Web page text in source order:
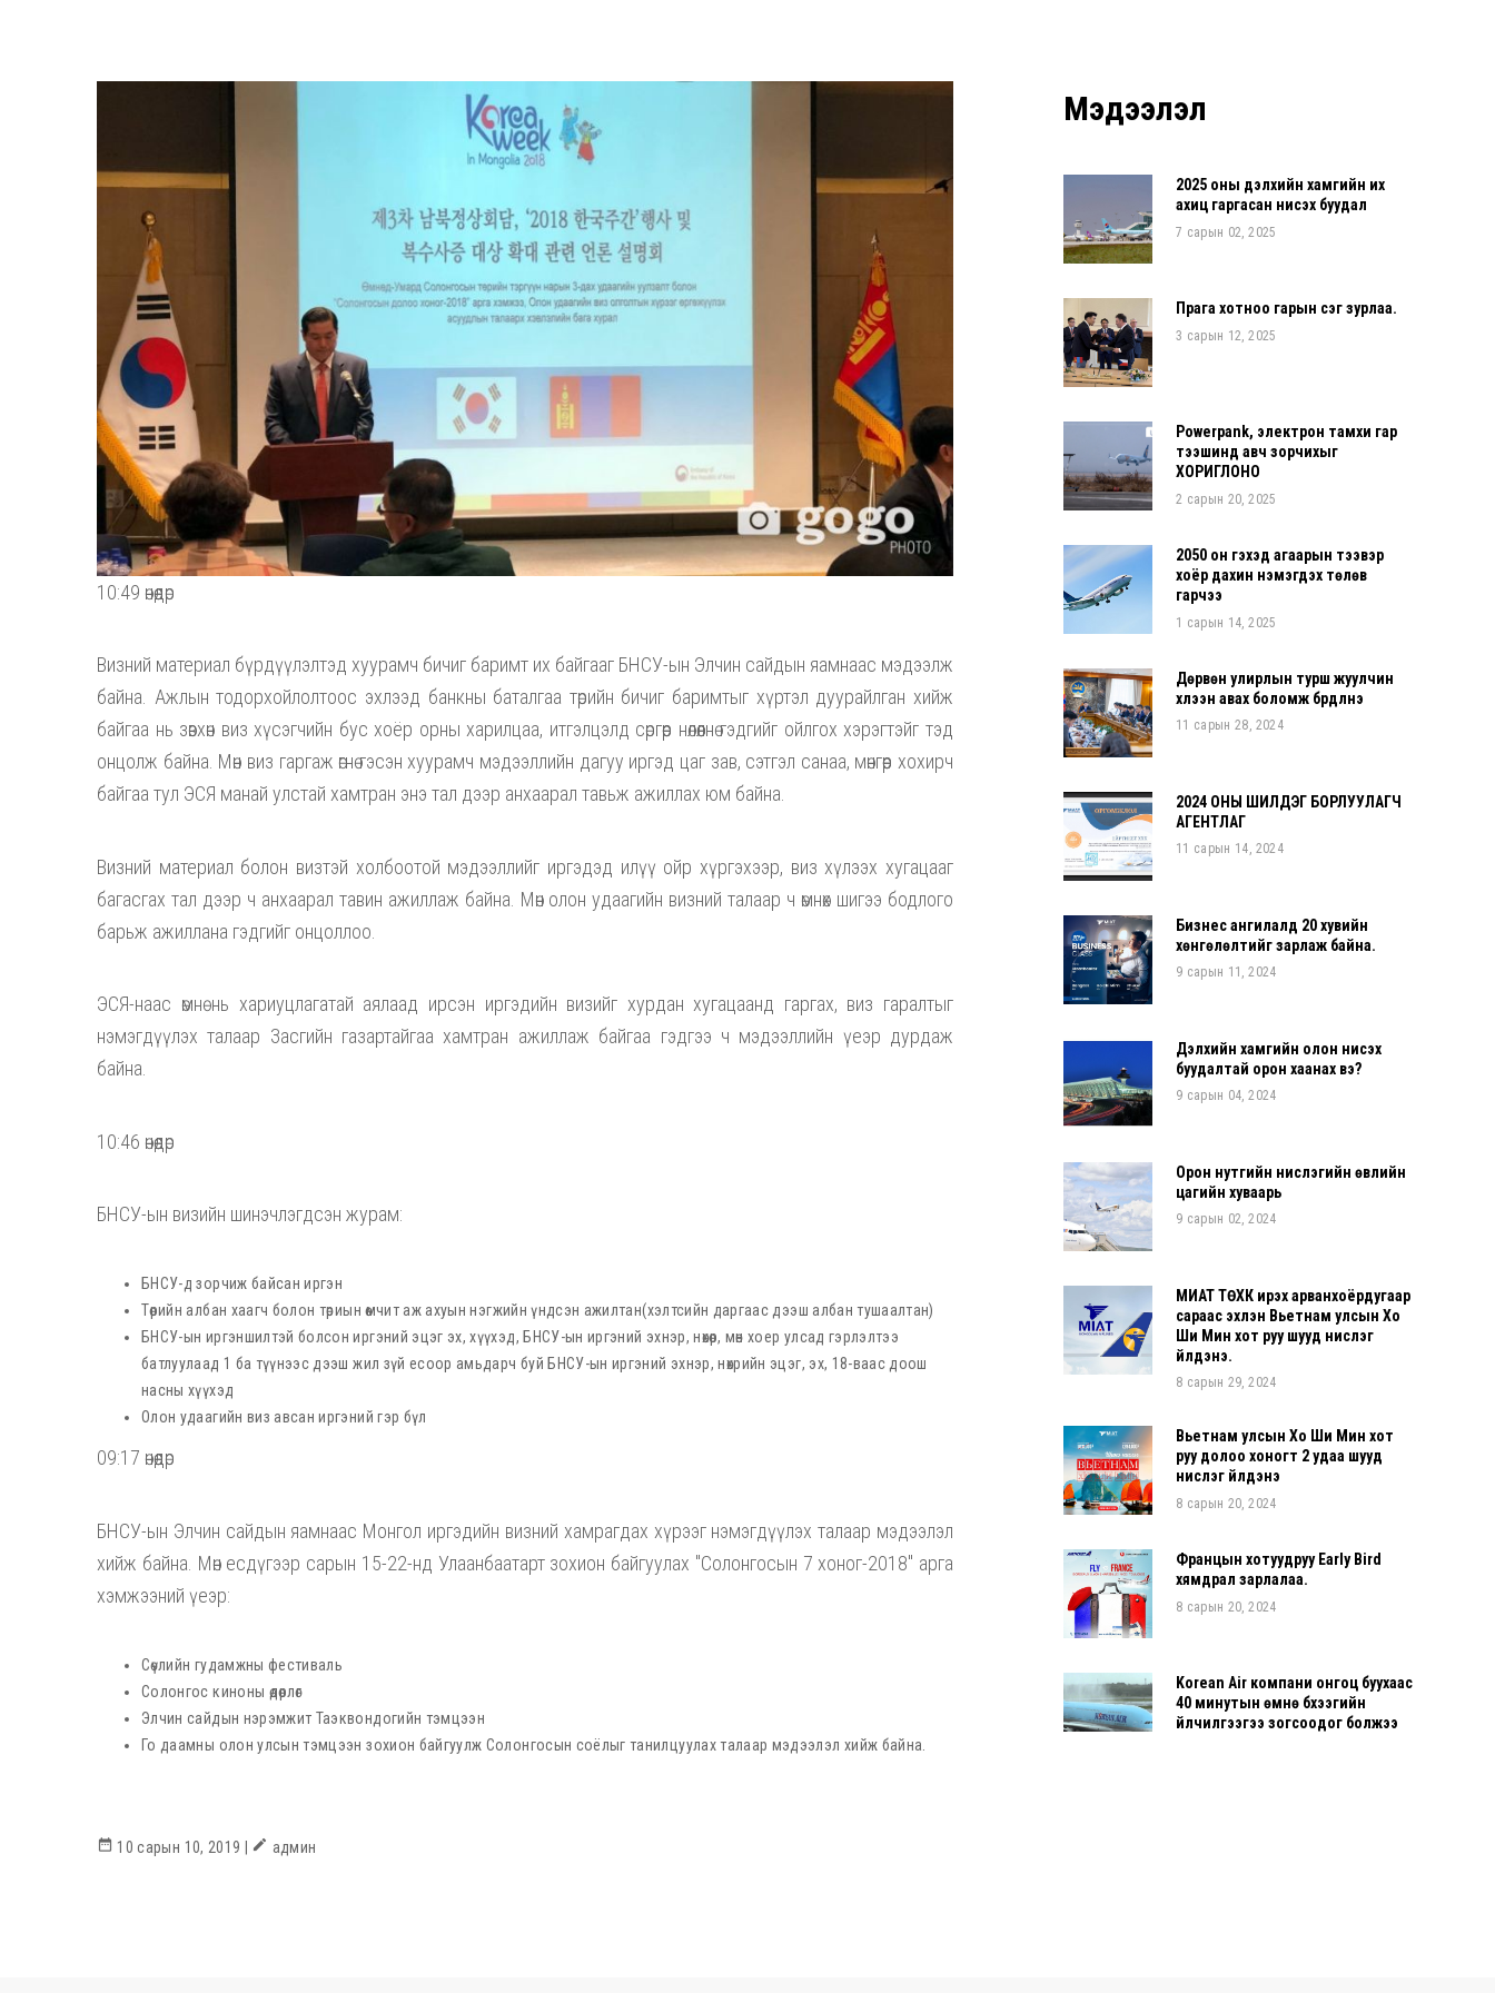
10:49 өнөөдөр
Визний материал бүрдүүлэлтэд хуурамч бичиг баримт их байгааг БНСУ-ын Элчин сайдын яамнаас мэдээлж
байна. Ажлын тодорхойлолтоос эхлээд банкны баталгаа төрийн бичиг баримтыг хүртэл дуурайлган хийж
байгаа нь зөвхөн виз хүсэгчийн бус хоёр орны харилцаа, итгэлцэлд сөргөөр нөлөөлнө гэдгийг ойлгох хэрэгтэйг тэд
онцолж байна. Мөн виз гаргаж өгнө гэсэн хуурамч мэдээллийн дагуу иргэд цаг зав, сэтгэл санаа, мөнгөөр хохирч
байгаа тул ЭСЯ манай улстай хамтран энэ тал дээр анхаарал тавьж ажиллах юм байна.
Визний материал болон визтэй холбоотой мэдээллийг иргэдэд илүү ойр хүргэхээр, виз хүлээх хугацааг
багасгах тал дээр ч анхаарал тавин ажиллаж байна. Мөн олон удаагийн визний талаар ч өмнөх шигээ бодлого
барьж ажиллана гэдгийг онцоллоо.
ЭСЯ-наас өмнө нь хариуцлагатай аялаад ирсэн иргэдийн визийг хурдан хугацаанд гаргах, виз гаралтыг
нэмэгдүүлэх талаар Засгийн газартайгаа хамтран ажиллаж байгаа гэдгээ ч мэдээллийн үеэр дурдаж
байна.
10:46 өнөөдөр
БНСУ-ын визийн шинэчлэгдсэн журам:
БНСУ-д зорчиж байсан иргэн
Төрийн албан хаагч болон төриын өмчит аж ахуын нэгжийн үндсэн ажилтан(хэлтсийн даргаас дээш албан тушаалтан)
БНСУ-ын иргэншилтэй болсон иргэний эцэг эх, хүүхэд, БНСУ-ын иргэний эхнэр, нөхөр, мөн хоер улсад гэрлэлтээ
батлуулаад 1 ба түүнээс дээш жил зүй есоор амьдарч буй БНСУ-ын иргэний эхнэр, нөхрийн эцэг, эх, 18-ваас доош
насны хүүхэд
Олон удаагийн виз авсан иргэний гэр бүл
09:17 өнөөдөр
БНСУ-ын Элчин сайдын яамнаас Монгол иргэдийн визний хамрагдах хүрээг нэмэгдүүлэх талаар мэдээлэл
хийж байна. Мөн есдүгээр сарын 15-22-нд Улаанбаатарт зохион байгуулах "Солонгосын 7 хоног-2018" арга
хэмжээний үеэр:
Сөүлийн гудамжны фестиваль
Солонгос киноны өдөрлөг
Элчин сайдын нэрэмжит Таэквондогийн тэмцээн
Го даамны олон улсын тэмцээн зохион байгуулж Солонгосын соёлыг танилцуулах талаар мэдээлэл хийж байна.
date_range 10 сарын 10, 2019 | create админ
Мэдээлэл
2025 оны дэлхийн хамгийн их
ахиц гаргасан нисэх буудал
7 сарын 02, 2025
Прага хотноо гарын үсэг зурлаа.
3 сарын 12, 2025
Powerpank, электрон тамхи гар
тээшинд авч зорчихыг
ХОРИГЛОНО
2 сарын 20, 2025
2050 он гэхэд агаарын тээвэр
хоёр дахин нэмэгдэх төлөв
гарчээ
1 сарын 14, 2025
Дөрвөн улирлын турш жуулчин
хүлээн авах боломж бүрдүүлнэ
11 сарын 28, 2024
2024 ОНЫ ШИЛДЭГ БОРЛУУЛАГЧ
АГЕНТЛАГ
11 сарын 14, 2024
Бизнес ангилалд 20 хувийн
хөнгөлөлтийг зарлаж байна.
9 сарын 11, 2024
Дэлхийн хамгийн олон нисэх
буудалтай орон хаанах вэ?
9 сарын 04, 2024
Орон нутгийн нислэгийн өвлийн
цагийн хуваарь
9 сарын 02, 2024
МИАТ ТӨХК ирэх арванхоёрдугаар
сараас эхлэн Вьетнам улсын Хо
Ши Мин хот руу шууд нислэг
үйлдэнэ.
8 сарын 29, 2024
Вьетнам улсын Хо Ши Мин хот
руу долоо хоногт 2 удаа шууд
нислэг үйлдэнэ
8 сарын 20, 2024
Францын хотуудруу Early Bird
хямдрал зарлалаа.
8 сарын 20, 2024
Korean Air компани онгоц буухаас
40 минутын өмнө бүхээгийн
үйлчилгээгээ зогсоодог болжээ